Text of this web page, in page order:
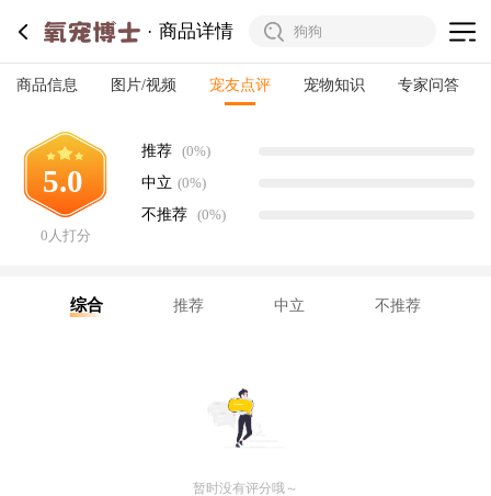
商品详情
商品信息 图片/视频 宠友点评 宠物知识 专家问答
0人打分
5.0
推荐 (0%)
中立 (0%)
不推荐 (0%)
综合 推荐 中立 不推荐
暂时没有评分哦～